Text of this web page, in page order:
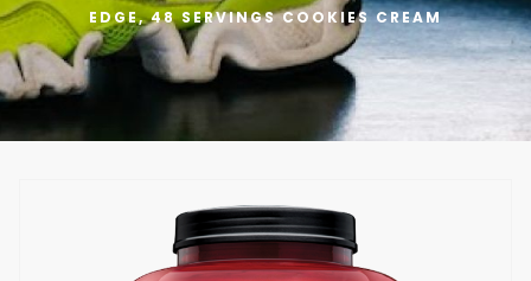
EDGE, 48 SERVINGS COOKIES CREAM